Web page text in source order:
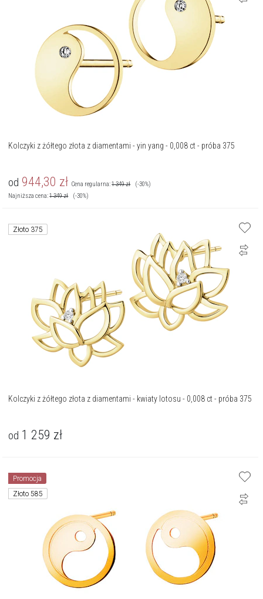
Kolczyki z żółtego złota z diamentami - yin yang - 0,008 ct - próba 375
od 944,30 zł Cena regularna:1 349zł
(-30%)
Najniższa cena:1 349zł (-30%)
Złoto 375
Kolczyki z żółtego złota z diamentami - kwiaty lotosu - 0,008 ct - próba 375
od 1 259 zł
Promocja
Złoto 585